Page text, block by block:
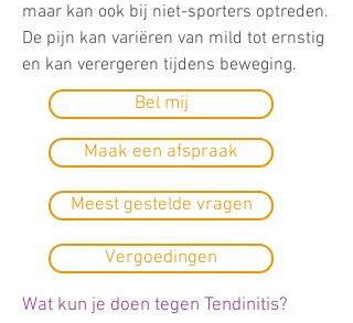
maar kan ook bij niet-sporters optreden.
De pijn kan variëren van mild tot ernstig
en kan verergeren tijdens beweging.
Bel mij
Maak een afspraak
Meest gestelde vragen
Vergoedingen
Wat kun je doen tegen Tendinitis?